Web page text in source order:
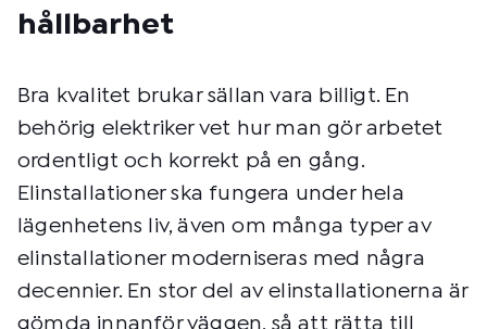
hållbarhet
Bra kvalitet brukar sällan vara billigt. En
behörig elektriker vet hur man gör arbetet
ordentligt och korrekt på en gång.
Elinstallationer ska fungera under hela
lägenhetens liv, även om många typer av
elinstallationer moderniseras med några
decennier. En stor del av elinstallationerna är
gömda innanför väggen, så att rätta till